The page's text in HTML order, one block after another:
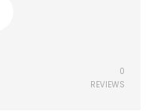
0
REVIEWS